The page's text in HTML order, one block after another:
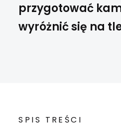
przygotować
wyróżnić się na
SPIS TREŚCI